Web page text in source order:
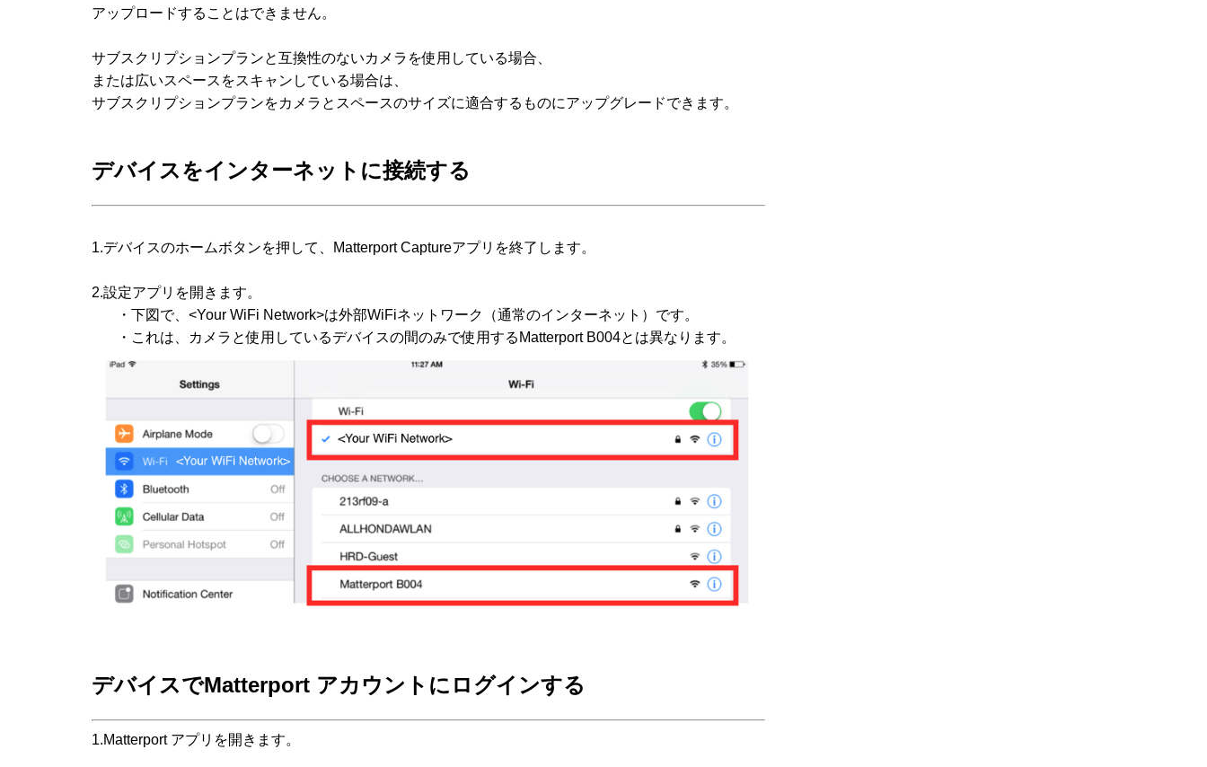
アップロードすることはできません。
サブスクリプションプランと互換性のないカメラを使用している場合、
または広いスペースをスキャンしている場合は、
サブスクリプションプランをカメラとスペースのサイズに適合するものにアップグレードできます。
デバイスをインターネットに接続する
1.デバイスのホームボタンを押して、 Matterport Captureアプリを終了します。
2.設定アプリを開きます。
・下図で、 <Your WiFi Network>は外部WiFiネットワーク（通常のインターネット）です。
・これは、カメラと使用しているデバイスの間のみで使用する Matterport B004とは異なります。
デバイスでMatterport アカウント にログインする
1.Matterport アプリを開きます。